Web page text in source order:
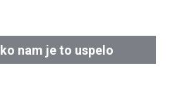
nam je to uspelo